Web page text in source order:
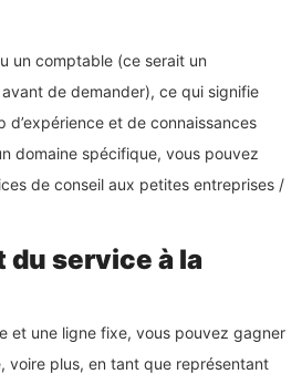
un comptable (ce serait un
de demander), ce qui signifie
d’expérience et de connaissances
domaine spécifique, vous pouvez
de conseil aux petites entreprises /
du service à la
et une ligne fixe, vous pouvez gagner
voire plus, en tant que représentant